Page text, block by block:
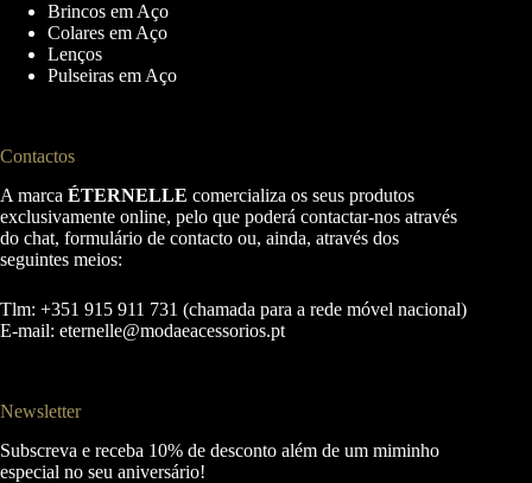
Brincos em Aço
Colares em Aço
Lenços
Pulseiras em Aço
Contactos
A marca ÉTERNELLE comercializa os seus produtos
exclusivamente online, pelo que poderá contactar-nos através
do chat, formulário de contacto ou, ainda, através dos
seguintes meios:
Tlm: +351 915 911 731 (chamada para a rede móvel nacional)
E-mail: eternelle@modaeacessorios.pt
Newsletter
Subscreva e receba 10% de desconto além de um miminho
especial no seu aniversário!